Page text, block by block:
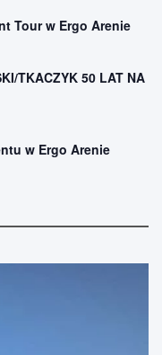
Tour w Ergo Arenie
TKACZYK 50 LAT NA
w Ergo Arenie